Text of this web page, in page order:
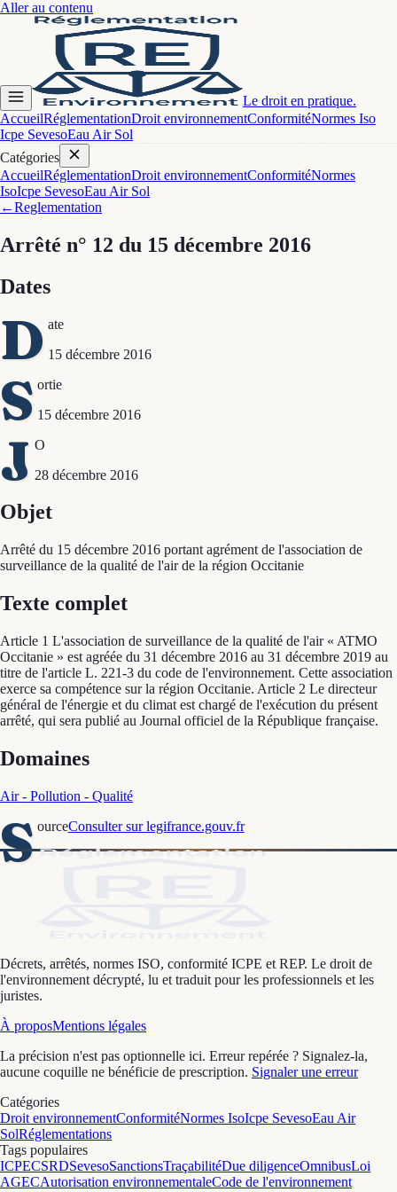
Aller au contenu
Le droit en pratique.
AccueilRéglementationDroit environnementConformitéNormes Iso
Icpe SevesoEau Air Sol
Catégories
AccueilRéglementationDroit environnementConformitéNormes
IsoIcpe SevesoEau Air Sol
←Reglementation
Arrêté n° 12 du 15 décembre 2016
Dates
D ate
15 décembre 2016
S ortie
15 décembre 2016
J O
28 décembre 2016
Objet
Arrêté du 15 décembre 2016 portant agrément de l'association de
surveillance de la qualité de l'air de la région Occitanie
Texte complet
Article 1 L'association de surveillance de la qualité de l'air « ATMO
Occitanie » est agréée du 31 décembre 2016 au 31 décembre 2019 au
titre de l'article L. 221-3 du code de l'environnement. Cette association
exerce sa compétence sur la région Occitanie. Article 2 Le directeur
général de l'énergie et du climat est chargé de l'exécution du présent
arrêté, qui sera publié au Journal officiel de la République française.
Domaines
Air - Pollution - Qualité
S ourceConsulter sur legifrance.gouv.fr
Décrets, arrêtés, normes ISO, conformité ICPE et REP. Le droit de
l'environnement décrypté, lu et traduit pour les professionnels et les
juristes.
À proposMentions légales
La précision n'est pas optionnelle ici. Erreur repérée ? Signalez-la,
aucune coquille ne bénéficie de prescription. Signaler une erreur
Catégories
Droit environnementConformitéNormes IsoIcpe SevesoEau Air
SolRéglementations
Tags populaires
ICPECSRDSevesoSanctionsTraçabilitéDue diligenceOmnibusLoi
AGECAutorisation environnementaleCode de l'environnement